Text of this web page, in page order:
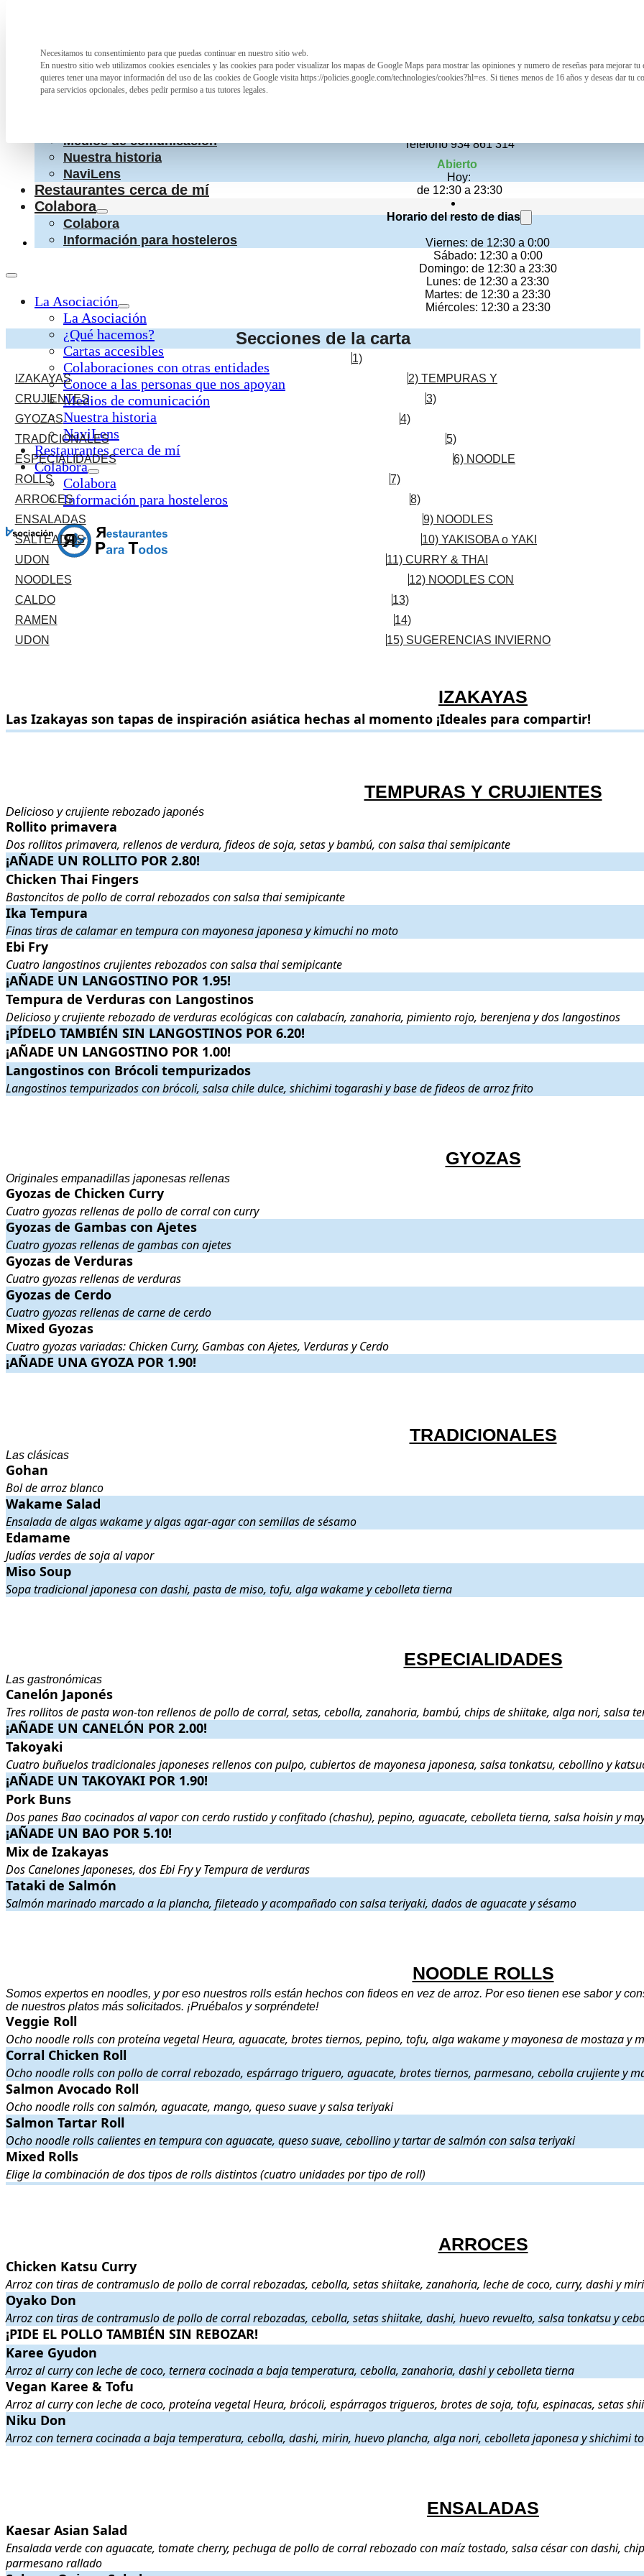
La Asociación
¿Qué hacemos?
Cartas accesibles
Medios de comunicación
Nuestra historia
NaviLens
Restaurantes cerca de mí
Colabora
Colabora
Información para hosteleros
La Asociación
La Asociación
¿Qué hacemos?
Cartas accesibles
Colaboraciones con otras entidades
Conoce a las personas que nos apoyan
Medios de comunicación
Nuestra historia
NaviLens
Restaurantes cerca de mí
Colabora
Colabora
Información para hosteleros
Udon Glòries
Teléfono 934 861 314
Abierto
Hoy:
de 12:30 a 23:30
Horario del resto de dias
Viernes: de 12:30 a 0:00
Sábado: 12:30 a 0:00
Domingo: de 12:30 a 23:30
Lunes: de 12:30 a 23:30
Martes: de 12:30 a 23:30
Miércoles: 12:30 a 23:30
Secciones de la carta
1)
IZAKAYAS
2) TEMPURAS Y
CRUJIENTES
3)
GYOZAS
4)
TRADICIONALES
5)
ESPECIALIDADES
6) NOODLE
ROLLS
7)
ARROCES
8)
ENSALADAS
9) NOODLES
SALTEADOS
10) YAKISOBA o YAKI
UDON
11) CURRY & THAI
NOODLES
12) NOODLES CON
CALDO
13)
RAMEN
14)
UDON
15) SUGERENCIAS INVIERNO
IZAKAYAS
Las Izakayas son tapas de inspiración asiática hechas al momento ¡Ideales para compartir! ..
Las Izakayas son tapas de inspiración asiática hechas al momento ¡Ideales para compartir!
..
TEMPURAS Y CRUJIENTES
Delicioso y crujiente rebozado japonés
Rollito primavera . Dos rollitos primavera, rellenos de verdura, fideos de soja, setas y bambú, con salsa thai semipicante
Rollito primavera
Dos rollitos primavera, rellenos de verdura, fideos de soja, setas y bambú, con salsa thai semipicante
¡AÑADE UN ROLLITO POR 2.80! ..
¡AÑADE UN ROLLITO POR 2.80!
Chicken Thai Fingers . Bastoncitos de pollo de corral rebozados con salsa thai semipicante
Chicken Thai Fingers
Bastoncitos de pollo de corral rebozados con salsa thai semipicante
Ika Tempura . Finas tiras de calamar en tempura con mayonesa japonesa y kimuchi no moto
Ika Tempura
Finas tiras de calamar en tempura con mayonesa japonesa y kimuchi no moto
Ebi Fry . Cuatro langostinos crujientes rebozados con salsa thai semipicante
Ebi Fry
Cuatro langostinos crujientes rebozados con salsa thai semipicante
¡AÑADE UN LANGOSTINO POR 1.95! . .
¡AÑADE UN LANGOSTINO POR 1.95!
Tempura de Verduras con Langostinos . Delicioso y crujiente rebozado de verduras ecológicas con calabacín, zanahoria, pimiento rojo,
Tempura de Verduras con Langostinos
Delicioso y crujiente rebozado de verduras ecológicas con calabacín, zanahoria, pimiento rojo, berenjena y dos langostinos
¡PÍDELO TAMBIÉN SIN LANGOSTINOS POR 6.20! . .
¡PÍDELO TAMBIÉN SIN LANGOSTINOS POR 6.20!
¡AÑADE UN LANGOSTINO POR 1.00! . .
¡AÑADE UN LANGOSTINO POR 1.00!
Langostinos con Brócoli tempurizados . Langostinos tempurizados con brócoli, salsa chile dulce, shichimi togarashi y base de fideos de arroz
Langostinos con Brócoli tempurizados
Langostinos tempurizados con brócoli, salsa chile dulce, shichimi togarashi y base de fideos de arroz frito
GYOZAS
Originales empanadillas japonesas rellenas
Gyozas de Chicken Curry . Cuatro gyozas rellenas de pollo de corral con curry
Gyozas de Chicken Curry
Cuatro gyozas rellenas de pollo de corral con curry
Gyozas de Gambas con Ajetes . Cuatro gyozas rellenas de gambas con ajetes
Gyozas de Gambas con Ajetes
Cuatro gyozas rellenas de gambas con ajetes
Gyozas de Verduras . Cuatro gyozas rellenas de verduras
Gyozas de Verduras
Cuatro gyozas rellenas de verduras
Gyozas de Cerdo . Cuatro gyozas rellenas de carne de cerdo
Gyozas de Cerdo
Cuatro gyozas rellenas de carne de cerdo
Mixed Gyozas . Cuatro gyozas variadas: Chicken Curry, Gambas con Ajetes, Verduras y Cerdo
Mixed Gyozas
Cuatro gyozas variadas: Chicken Curry, Gambas con Ajetes, Verduras y Cerdo
¡AÑADE UNA GYOZA POR 1.90! ..
¡AÑADE UNA GYOZA POR 1.90!
TRADICIONALES
Las clásicas
Gohan . Bol de arroz blanco
Gohan
Bol de arroz blanco
Wakame Salad . Ensalada de algas wakame y algas agar-agar con semillas de sésamo
Wakame Salad
Ensalada de algas wakame y algas agar-agar con semillas de sésamo
Edamame . Judías verdes de soja al vapor
Edamame
Judías verdes de soja al vapor
Miso Soup . Sopa tradicional japonesa con dashi, pasta de miso, tofu, alga wakame y cebolleta tierna
Miso Soup
Sopa tradicional japonesa con dashi, pasta de miso, tofu, alga wakame y cebolleta tierna
ESPECIALIDADES
Las gastronómicas
Canelón Japonés . Tres rollitos de pasta won-ton rellenos de pollo de corral, setas, cebolla, zanahoria, bambú, chips de shiitake, alga nori,
Canelón Japonés
Tres rollitos de pasta won-ton rellenos de pollo de corral, setas, cebolla, zanahoria, bambú, chips de shiitake, alga nori, salsa
¡AÑADE UN CANELÓN POR 2.00! ..
¡AÑADE UN CANELÓN POR 2.00!
Takoyaki . Cuatro buñuelos tradicionales japoneses rellenos con pulpo, cubiertos de mayonesa japonesa, salsa tonkatsu, cebollino y
Takoyaki
Cuatro buñuelos tradicionales japoneses rellenos con pulpo, cubiertos de mayonesa japonesa, salsa tonkatsu, cebollino y
¡AÑADE UN TAKOYAKI POR 1.90! ..
¡AÑADE UN TAKOYAKI POR 1.90!
Pork Buns . Dos panes Bao cocinados al vapor con cerdo rustido y confitado (chashu), pepino, aguacate, cebolleta tierna, salsa hoisin y
Pork Buns
Dos panes Bao cocinados al vapor con cerdo rustido y confitado (chashu), pepino, aguacate, cebolleta tierna, salsa hoisin y
¡AÑADE UN BAO POR 5.10! ..
¡AÑADE UN BAO POR 5.10!
Mix de Izakayas . Dos Canelones Japoneses, dos Ebi Fry y Tempura de verduras
Mix de Izakayas
Dos Canelones Japoneses, dos Ebi Fry y Tempura de verduras
Tataki de Salmón . Salmón marinado marcado a la plancha, fileteado y acompañado con salsa teriyaki, dados de aguacate y sésamo
Tataki de Salmón
Salmón marinado marcado a la plancha, fileteado y acompañado con salsa teriyaki, dados de aguacate y sésamo
NOODLE ROLLS
Somos expertos en noodles, y por eso nuestros rolls están hechos con fideos en vez de arroz. Por eso tienen ese sabor y
de nuestros platos más solicitados. ¡Pruébalos y sorpréndete!
Veggie Roll . Ocho noodle rolls con proteína vegetal Heura, aguacate, brotes tiernos, pepino, tofu, alga wakame y mayonesa de mostaza y
Veggie Roll
Ocho noodle rolls con proteína vegetal Heura, aguacate, brotes tiernos, pepino, tofu, alga wakame y mayonesa de mostaza y
Corral Chicken Roll . Ocho noodle rolls con pollo de corral rebozado, espárrago triguero, aguacate, brotes tiernos, parmesano, cebolla
Corral Chicken Roll
Ocho noodle rolls con pollo de corral rebozado, espárrago triguero, aguacate, brotes tiernos, parmesano, cebolla crujiente y
Salmon Avocado Roll . Ocho noodle rolls con salmón, aguacate, mango, queso suave y salsa teriyaki
Salmon Avocado Roll
Ocho noodle rolls con salmón, aguacate, mango, queso suave y salsa teriyaki
Salmon Tartar Roll . Ocho noodle rolls calientes en tempura con aguacate, queso suave, cebollino y tartar de salmón con salsa teriyaki
Salmon Tartar Roll
Ocho noodle rolls calientes en tempura con aguacate, queso suave, cebollino y tartar de salmón con salsa teriyaki
Mixed Rolls . Elige la combinación de dos tipos de rolls distintos (cuatro unidades por tipo de roll)
Mixed Rolls
Elige la combinación de dos tipos de rolls distintos (cuatro unidades por tipo de roll)
..
ARROCES
Chicken Katsu Curry . Arroz con tiras de contramuslo de pollo de corral rebozadas, cebolla, setas shiitake, zanahoria, leche de coco, curry,
Chicken Katsu Curry
Arroz con tiras de contramuslo de pollo de corral rebozadas, cebolla, setas shiitake, zanahoria, leche de coco, curry, dashi y
Oyako Don . Arroz con tiras de contramuslo de pollo de corral rebozadas, cebolla, setas shiitake, dashi, huevo revuelto, salsa tonkatsu y
Oyako Don
Arroz con tiras de contramuslo de pollo de corral rebozadas, cebolla, setas shiitake, dashi, huevo revuelto, salsa tonkatsu y
¡PIDE EL POLLO TAMBIÉN SIN REBOZAR! ..
¡PIDE EL POLLO TAMBIÉN SIN REBOZAR!
Karee Gyudon . Arroz al curry con leche de coco, ternera cocinada a baja temperatura, cebolla, zanahoria, dashi y cebolleta tierna
Karee Gyudon
Arroz al curry con leche de coco, ternera cocinada a baja temperatura, cebolla, zanahoria, dashi y cebolleta tierna
Vegan Karee & Tofu . Arroz al curry con leche de coco, proteína vegetal Heura, brócoli, espárragos trigueros, brotes de soja, tofu, espinacas,
Vegan Karee & Tofu
Arroz al curry con leche de coco, proteína vegetal Heura, brócoli, espárragos trigueros, brotes de soja, tofu, espinacas, setas
Niku Don . Arroz con ternera cocinada a baja temperatura, cebolla, dashi, mirin, huevo plancha, alga nori, cebolleta japonesa y shichimi
Niku Don
Arroz con ternera cocinada a baja temperatura, cebolla, dashi, mirin, huevo plancha, alga nori, cebolleta japonesa y shichimi
ENSALADAS
Kaesar Asian Salad . Ensalada verde con aguacate, tomate cherry, pechuga de pollo de corral rebozado con maíz tostado, salsa césar con
Kaesar Asian Salad
Ensalada verde con aguacate, tomate cherry, pechuga de pollo de corral rebozado con maíz tostado, salsa césar con dashi,
parmesano rallado
Preferencia de privacidad
Necesitamos tu consentimiento para que puedas continuar en nuestro sitio web.
En nuestro sitio web utilizamos cookies esenciales y las cookies para poder visualizar los mapas de Google Maps para mostrar las opiniones y numero de reseñas para mejorar tu
quieres tener una mayor información del uso de las cookies de Google visita https://policies.google.com/technologies/cookies?hl=es. Si tienes menos de 16 años y deseas dar tu
para servicios opcionales, debes pedir permiso a tus tutores legales.